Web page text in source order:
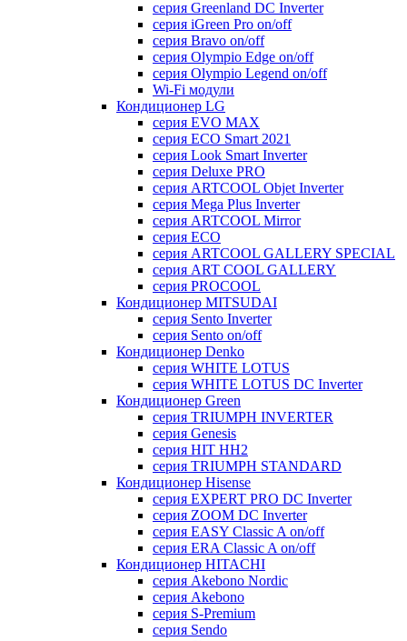
серия Greenland DC Inverter
серия iGreen Pro on/off
серия Bravo on/off
серия Olympio Edge on/off
серия Olympio Legend on/off
Wi-Fi модули
Кондиционер LG
серия EVO MAX
серия ECO Smart 2021
серия Look Smart Inverter
серия Deluxe PRO
серия ARTCOOL Objet Inverter
серия Mega Plus Inverter
серия ARTCOOL Mirror
серия ECO
серия ARTCOOL GALLERY SPECIAL
серия ART COOL GALLERY
серия PROCOOL
Кондиционер MITSUDAI
серия Sento Inverter
серия Sento on/off
Кондиционер Denko
серия WHITE LOTUS
серия WHITE LOTUS DC Inverter
Кондиционер Green
серия TRIUMPH INVERTER
серия Genesis
серия HIT HH2
серия TRIUMPH STANDARD
Кондиционер Hisense
серия EXPERT PRO DC Inverter
серия ZOOM DC Inverter
серия EASY Classic A on/off
серия ERA Classic A on/off
Кондиционер HITACHI
cерия Akebono Nordic
серия Akebono
серия S-Premium
серия Sendo